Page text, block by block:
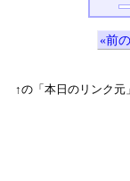
«前
↑の「本日のリンク